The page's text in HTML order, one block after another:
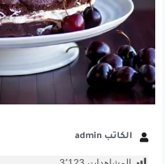
الكاتب admin